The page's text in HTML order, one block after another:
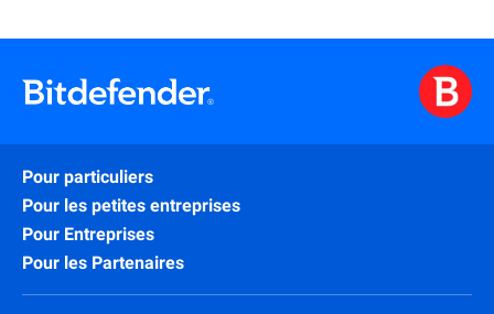
Pour particuliers
Pour les petites entreprises
Pour Entreprises
Pour les Partenaires